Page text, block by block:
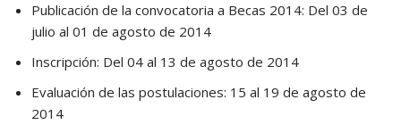
Publicación de la convocatoria a Becas 2014: Del 03 de
julio al 01 de agosto de 2014
Inscripción: Del 04 al 13 de agosto de 2014
Evaluación de las postulaciones: 15 al 19 de agosto de
2014